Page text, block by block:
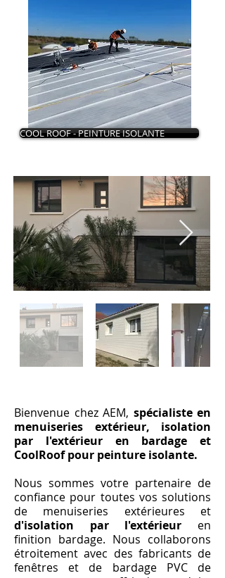
COOL ROOF - PEINTURE ISOLANTE
Bienvenue chez AEM, spécialiste en
menuiseries extérieur, isolation
par l'extérieur en bardage et
CoolRoof pour peinture isolante.
Nous sommes votre partenaire de
confiance pour toutes vos solutions
de menuiseries extérieures et
d'isolation par l'extérieur en
finition bardage. Nous collaborons
étroitement avec des fabricants de
fenêtres et de bardage PVC de